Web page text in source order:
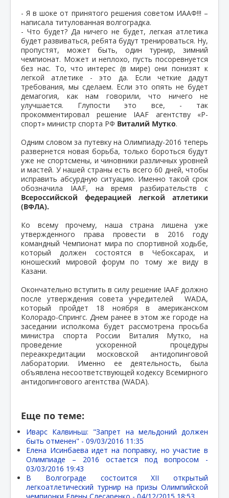
- Я в шоке от принятого решения советом ИААФ!!! –
написала титулованная волгоградка.
- Что будет? Да ничего не будет, легкая атлетика
будет развиваться, ребята будут тренироваться. Ну,
пропустят, может быть, один турнир, зимний
чемпионат. Может и неплохо, пусть посоревнуется
без нас. То, что интерес (в мире) они понизят к
легкой атлетике - это да. Если четкие дадут
требования, мы сделаем. Если это опять не будет
демагогия, как нам говорили, что ничего не
улучшается. Глупости это все, - так
прокомментировал решение IAAF агентству «Р-
спорт» министр спорта РФ Виталий Мутко.
Одним словом за путевку на Олимпиаду-2016 теперь
развернется новая борьба, только бороться будут
уже не спортсмены, и чиновники различных уровней
и мастей. У нашей страны есть всего 60 дней, чтобы
исправить абсурдную ситуацию. Именно такой срок
обозначила IAAF, на время разбирательств с
Всероссийской федерацией легкой атлетики
(ВФЛА).
Ко всему прочему, наша страна лишена уже
утвержденного права провести в 2016 году
командный Чемпионат мира по спортивной ходьбе,
который должен состоятся в Чебоксарах, и
юношеский мировой форум по тому же виду в
Казани.
Окончательно вступить в силу решение IAAF должно
после утверждения совета учредителей WADA,
который пройдет 18 ноября в американском
Колорадо-Спрингс. Днем ранее в этом же городе на
заседании исполкома будет рассмотрена просьба
министра спорта России Виталия Мутко, на
проведение ускоренной процедуры
переаккредитации московской антидопинговой
лаборатории. Именно ее деятельность, была
объявлена несоответствующей кодексу Всемирного
антидопингового агентства (WADA).
Еще по теме:
Иварс Калвиньш: "Запрет на мельдоний должен
быть отменен" - 09/03/2016 11:35
Елена Исинбаева идет на поправку, но участие в
Олимпиаде – 2016 остается под вопросом -
03/03/2016 19:43
В Волгограде состоится XII открытый
легкоатлетический турнир на призы Олимпийской
чемпионки Елены Слесаренко - 04/12/2015 18:53